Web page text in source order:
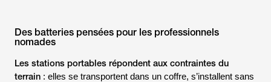
Des batteries pensées pour les professionnels
nomades
Les stations portables répondent aux contraintes du
terrain : elles se transportent dans un coffre, s’installent sans